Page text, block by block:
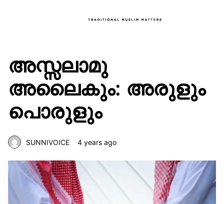
അസ്സലാമു
അലൈകും: അരുളും
പൊരുളും
SUNNIVOICE 4 years ago